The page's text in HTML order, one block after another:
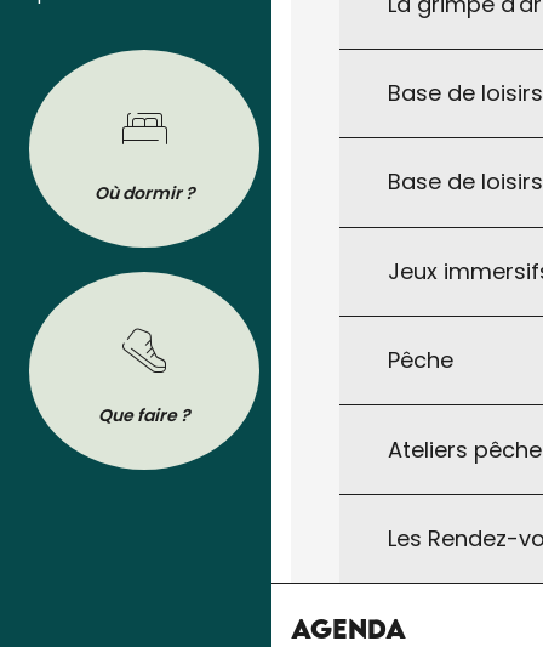
Base de
Base de
Jeux
Pêche
Ateliers
Les Rendez-
Agenda
Où dormir ? Où manger ?
Que faire ?
BROCHURES
Tout pour préparer votre séjour : les
brochures de l’Office de Tourisme à